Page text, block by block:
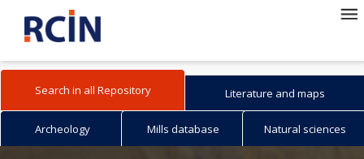
Search in all Repository Literature and maps
Archeology Mills database Natural sciences